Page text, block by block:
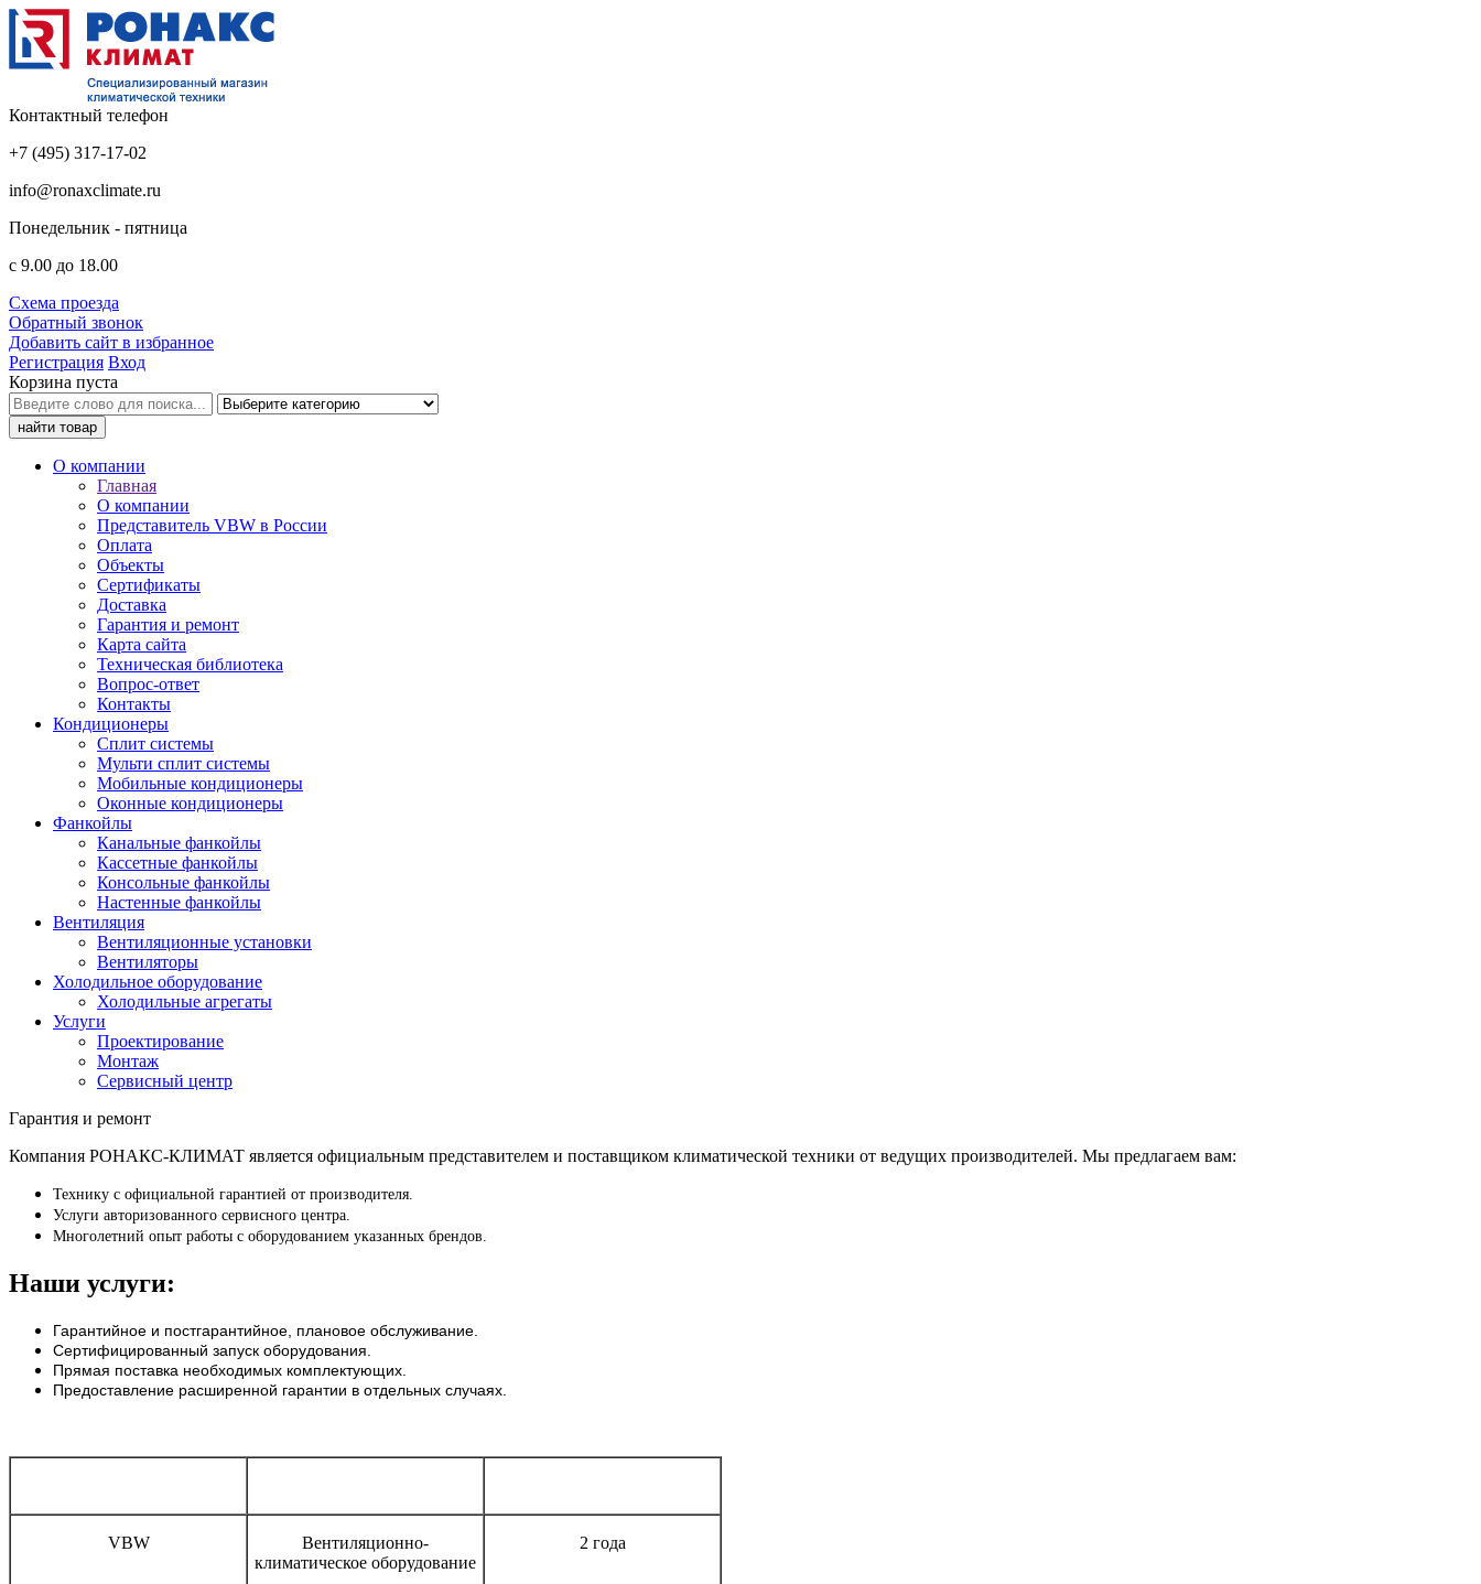
Контактный телефон
+7 (495) 317-17-02
info@ronaxclimate.ru
Понедельник - пятница
с 9.00 до 18.00
Схема проезда
Обратный звонок
Добавить сайт в избранное
Регистрация Вход
Корзина пуста
О компании
Главная
О компании
Представитель VBW в России
Оплата
Объекты
Сертификаты
Доставка
Гарантия и ремонт
Карта сайта
Техническая библиотека
Вопрос-ответ
Контакты
Кондиционеры
Сплит системы
Мульти сплит системы
Мобильные кондиционеры
Оконные кондиционеры
Фанкойлы
Канальные фанкойлы
Кассетные фанкойлы
Консольные фанкойлы
Настенные фанкойлы
Вентиляция
Вентиляционные установки
Вентиляторы
Холодильное оборудование
Холодильные агрегаты
Услуги
Проектирование
Монтаж
Сервисный центр
Гарантия и ремонт
Компания РОНАКС-КЛИМАТ является официальным представителем и поставщиком климатической техники от ведущих производителей. Мы предлагаем вам:
Технику с официальной гарантией от производителя.
Услуги авторизованного сервисного центра.
Многолетний опыт работы с оборудованием указанных брендов.
Наши услуги:
Гарантийное и постгарантийное, плановое обслуживание.
Сертифицированный запуск оборудования.
Прямая поставка необходимых комплектующих.
Предоставление расширенной гарантии в отдельных случаях.
VBW
Вентиляционно-
климатическое оборудование
2 года